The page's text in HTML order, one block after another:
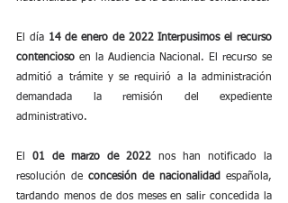
El día 14 de enero de 2022 Interpusimos el recurso
contencioso en la Audiencia Nacional. El recurso se
admitió a trámite y se requirió a la administración
demandada la remisión del expediente
administrativo.
El 01 de marzo de 2022 nos han notificado la
resolución de concesión de nacionalidad española,
tardando menos de dos meses en salir concedida la